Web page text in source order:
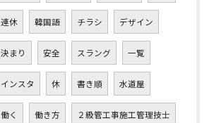
連休 韓国語 チラシ デザイン
決まり 安全 スラング 一覧
インスタ 休 書き順 水道屋
働く 働き方 ２級管工事施工管理技士